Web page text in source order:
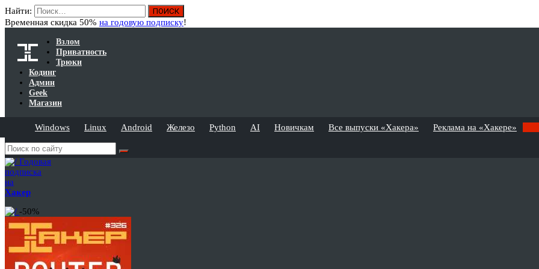
Найти:
Временная скидка 50% на годовую подписку!
Взлом
Приватность
Трюки
Кодинг
Админ
Geek
Магазин
Windows Linux Android Железо Python AI Новичкам Все выпуски «Хакера» Реклама на «Хакере»
Годовая
подписка
на
Хакер
-50%